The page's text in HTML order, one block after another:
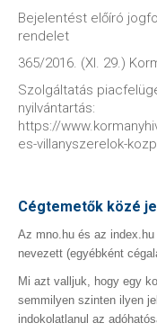
Bejelentést előíró
rendelet
365/2016. (XI. 29.)
Szolgáltatás
nyilvántartás:
https://
es-villanyszerelok-
Cégtemetők közé
Az mno.hu és az
nevezett (egyébként
Mi azt valljuk, hogy egy
semmilyen szinten ilyen
indokolatlanul az